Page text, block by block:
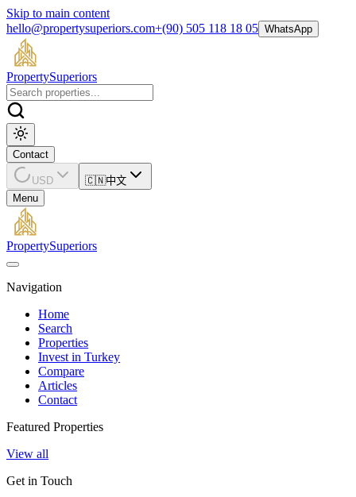
Skip to main content
hello@propertysuperiors.com+(90) 505 118 18 05 WhatsApp
PropertySuperiors
Contact
USD 🇨🇳中文
Menu
PropertySuperiors
Navigation
Home
Search
Properties
Invest in Turkey
Compare
Articles
Contact
Featured Properties
View all
Get in Touch